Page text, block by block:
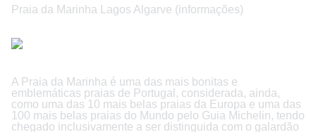
Praia da Marinha Lagos Algarve (informações)
A Praia da Marinha é uma das mais bonitas e
emblemáticas praias de Portugal, considerada, ainda,
como uma das 10 mais belas praias da Europa e uma das
100 mais belas praias do Mundo pelo Guia Michelin, tendo
chegado inclusivamente a ser distinguida com o galardão